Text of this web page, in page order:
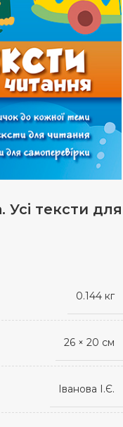
тексти для
0.144 кг
26 × 20 см
Іванова І.Є.